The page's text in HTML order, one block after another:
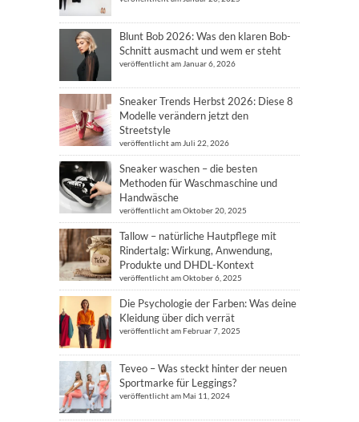
Blunt Bob 2026: Was den klaren Bob-
Schnitt ausmacht und wem er steht
veröffentlicht am Januar 6, 2026
Sneaker Trends Herbst 2026: Diese 8
Modelle verändern jetzt den
Streetstyle
veröffentlicht am Juli 22, 2026
Sneaker waschen – die besten
Methoden für Waschmaschine und
Handwäsche
veröffentlicht am Oktober 20, 2025
Tallow – natürliche Hautpflege mit
Rindertalg: Wirkung, Anwendung,
Produkte und DHDL-Kontext
veröffentlicht am Oktober 6, 2025
Die Psychologie der Farben: Was deine
Kleidung über dich verrät
veröffentlicht am Februar 7, 2025
Teveo – Was steckt hinter der neuen
Sportmarke für Leggings?
veröffentlicht am Mai 11, 2024